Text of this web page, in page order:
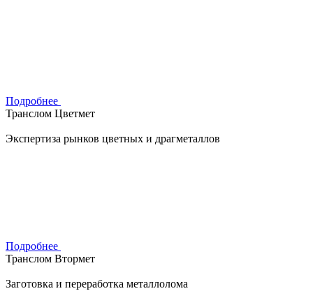
Подробнее
Транслом Цветмет
Экспертиза рынков цветных и драгметаллов
Подробнее
Транслом Втормет
Заготовка и переработка металлолома